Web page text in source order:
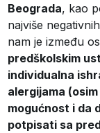
Beograda, kao
najviše
nam je između
predškolskim
individualna
alergijama
mogućnost i da
potpisati sa